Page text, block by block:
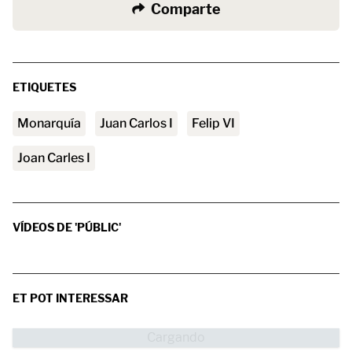
Comparte
ETIQUETES
Monarquía Juan Carlos I Felip VI
Joan Carles I
VÍDEOS DE 'PÚBLIC'
ET POT INTERESSAR